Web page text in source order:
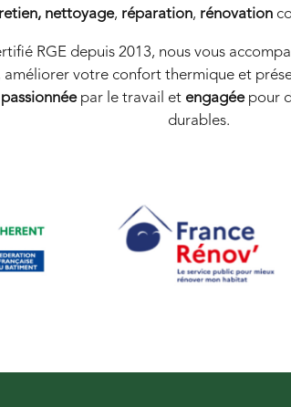
nettoyage, réparation, rénovation
RGE depuis 2013, nous vous
votre confort thermique et
passionnéepar le travail et engagéepour
durables.